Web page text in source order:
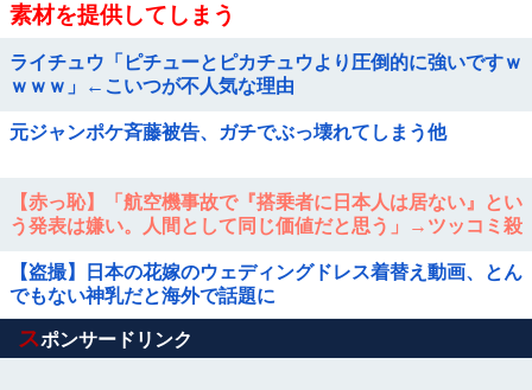
素材を提供してしまう
ライチュウ「ピチューとピカチュウより圧倒的に強いですｗ
ｗｗｗ」←こいつが不人気な理由
元ジャンポケ斉藤被告、ガチでぶっ壊れてしまう他
【赤っ恥】「航空機事故で『搭乗者に日本人は居ない』とい
う発表は嫌い。人間として同じ価値だと思う」→ツッコミ殺
【盗撮】日本の花嫁のウェディングドレス着替え動画、とん
でもない神乳だと海外で話題に
Powered by livedoor 相互RSS
スポンサードリンク